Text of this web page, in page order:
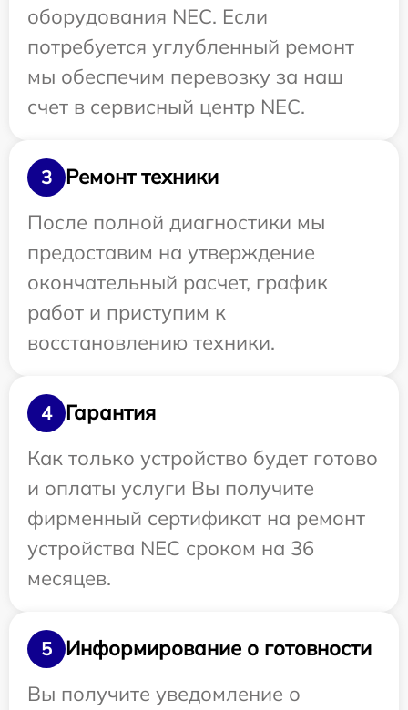
оборудования NEC. Если
потребуется углубленный ремонт
мы обеспечим перевозку за наш
счет в сервисный центр NEC.
3
Ремонт техники
После полной диагностики мы
предоставим на утверждение
окончательный расчет, график
работ и приступим к
восстановлению техники.
4
Гарантия
Как только устройство будет готово
и оплаты услуги Вы получите
фирменный сертификат на ремонт
устройства NEC сроком на 36
месяцев.
5
Информирование о готовности
Вы получите уведомление о